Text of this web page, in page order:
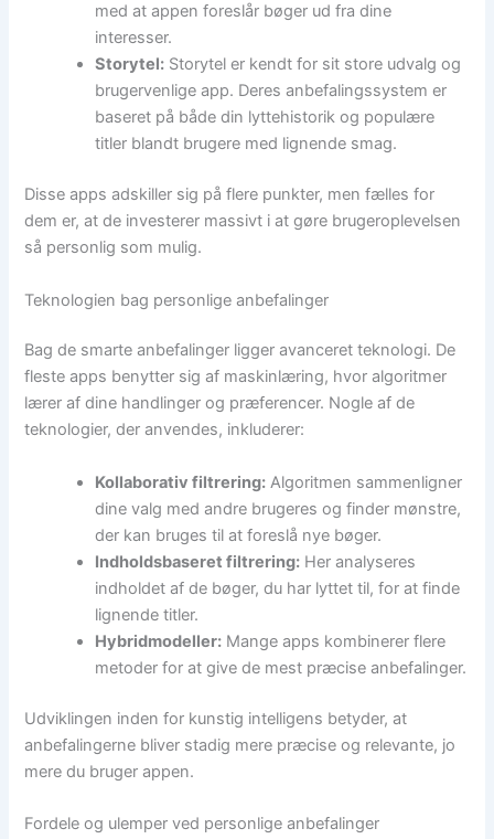
med at appen foreslår bøger ud fra dine
interesser.
Storytel: Storytel er kendt for sit store udvalg og
brugervenlige app. Deres anbefalingssystem er
baseret på både din lyttehistorik og populære
titler blandt brugere med lignende smag.
Disse apps adskiller sig på flere punkter, men fælles for
dem er, at de investerer massivt i at gøre brugeroplevelsen
så personlig som mulig.
Teknologien bag personlige anbefalinger
Bag de smarte anbefalinger ligger avanceret teknologi. De
fleste apps benytter sig af maskinlæring, hvor algoritmer
lærer af dine handlinger og præferencer. Nogle af de
teknologier, der anvendes, inkluderer:
Kollaborativ filtrering: Algoritmen sammenligner
dine valg med andre brugeres og finder mønstre,
der kan bruges til at foreslå nye bøger.
Indholdsbaseret filtrering: Her analyseres
indholdet af de bøger, du har lyttet til, for at finde
lignende titler.
Hybridmodeller: Mange apps kombinerer flere
metoder for at give de mest præcise anbefalinger.
Udviklingen inden for kunstig intelligens betyder, at
anbefalingerne bliver stadig mere præcise og relevante, jo
mere du bruger appen.
Fordele og ulemper ved personlige anbefalinger